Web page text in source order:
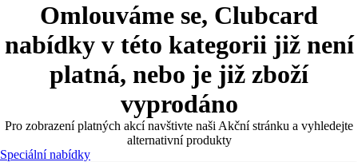
Omlouváme se, Clubcard
nabídky v této kategorii již není
platná, nebo je již zboží
vyprodáno
Pro zobrazení platných akcí navštivte naši Akční stránku a vyhledejte
alternativní produkty
Speciální nabídky